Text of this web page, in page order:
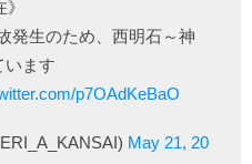
発生のため、西明石～神
います
p7OAdKeBaO
May 21, 20